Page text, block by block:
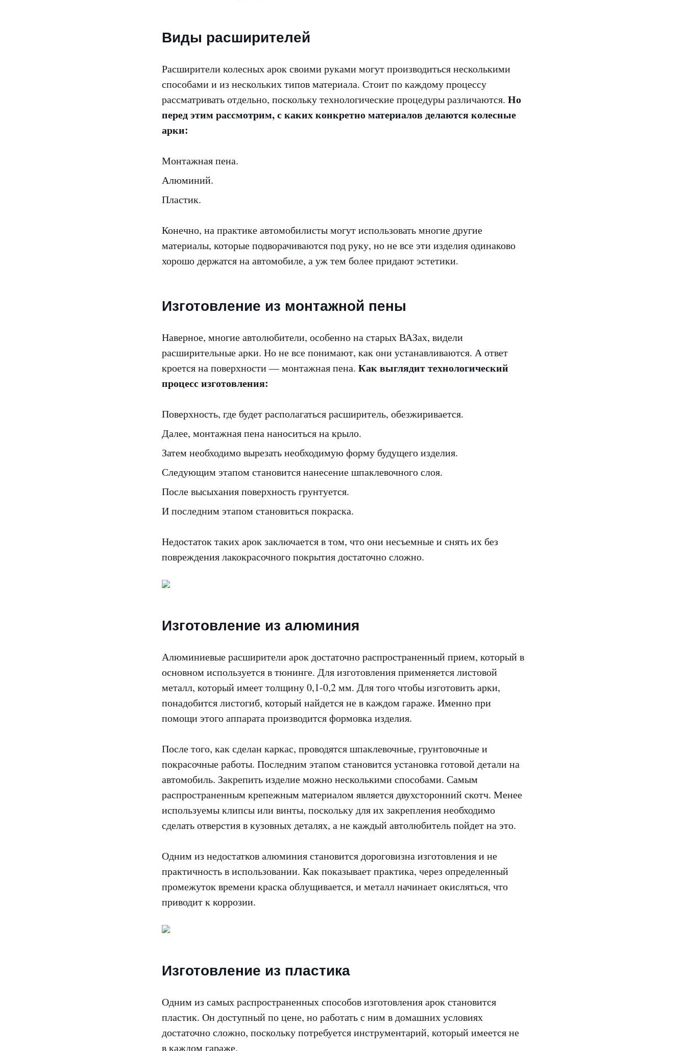
Виды расширителей
Расширители колесных арок своими руками могут производиться несколькими
способами и из нескольких типов материала. Стоит по каждому процессу
рассматривать отдельно, поскольку технологические процедуры различаются. Но
перед этим рассмотрим, с каких конкретно материалов делаются колесные
арки:
Монтажная пена.
Алюминий.
Пластик.
Конечно, на практике автомобилисты могут использовать многие другие
материалы, которые подворачиваются под руку, но не все эти изделия одинаково
хорошо держатся на автомобиле, а уж тем более придают эстетики.
Изготовление из монтажной пены
Наверное, многие автолюбители, особенно на старых ВАЗах, видели
расширительные арки. Но не все понимают, как они устанавливаются. А ответ
кроется на поверхности — монтажная пена. Как выглядит технологический
процесс изготовления:
Поверхность, где будет располагаться расширитель, обезжиривается.
Далее, монтажная пена наноситься на крыло.
Затем необходимо вырезать необходимую форму будущего изделия.
Следующим этапом становится нанесение шпаклевочного слоя.
После высыхания поверхность грунтуется.
И последним этапом становиться покраска.
Недостаток таких арок заключается в том, что они несъемные и снять их без
повреждения лакокрасочного покрытия достаточно сложно.
Изготовление из алюминия
Алюминиевые расширители арок достаточно распространенный прием, который в
основном используется в тюнинге. Для изготовления применяется листовой
металл, который имеет толщину 0,1-0,2 мм. Для того чтобы изготовить арки,
понадобится листогиб, который найдется не в каждом гараже. Именно при
помощи этого аппарата производится формовка изделия.
После того, как сделан каркас, проводятся шпаклевочные, грунтовочные и
покрасочные работы. Последним этапом становится установка готовой детали на
автомобиль. Закрепить изделие можно несколькими способами. Самым
распространенным крепежным материалом является двухсторонний скотч. Менее
используемы клипсы или винты, поскольку для их закрепления необходимо
сделать отверстия в кузовных деталях, а не каждый автолюбитель пойдет на это.
Одним из недостатков алюминия становится дороговизна изготовления и не
практичность в использовании. Как показывает практика, через определенный
промежуток времени краска облущивается, и металл начинает окисляться, что
приводит к коррозии.
Изготовление из пластика
Одним из самых распространенных способов изготовления арок становится
пластик. Он доступный по цене, но работать с ним в домашних условиях
достаточно сложно, поскольку потребуется инструментарий, который имеется не
в каждом гараже.